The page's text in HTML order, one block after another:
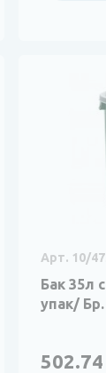
Арт. 10/
Бак 35л
упак/ Бр.